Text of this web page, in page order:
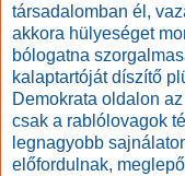
társadalomban él,
akkora hülyeséget
bólogatna
kalaptartóját díszítő
Demokrata oldalon
csak a rablólovagok
legnagyobb
előfordulnak,